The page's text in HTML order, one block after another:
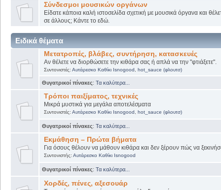
Σύνδεσμοι μουσικών οργάνων
Είδατε κάποια καλή ιστοσελίδα σχετική με μουσικά όργανα και
σε άλλους; Κάντε το εδώ.
Ειδικά θέματα
Μετατροπές, βλάβες, συντήρηση, κατασκευές
Αν θέλετε να διορθώσετε την κιθάρα σας ή απλά να την "φτιάξετε".
Συντονιστές: Αυτάρεσκο Καθίκι Isnogood hot_sauce (φλουτσ)
Θυγατρικοί πίνακες: Τα καλύτερα...
Τρόποι παιξίματος, τεχνικές
Μικρά μυστικά για μεγάλα αποτελέσματα
Συντονιστές: Αυτάρεσκο Καθίκι Isnogood hot_sauce (φλουτσ)
Θυγατρικοί πίνακες: Τα καλύτερα...
Εκμάθηση – Πρώτα βήματα
Για όσους θέλουν να μάθουν κιθάρα και δεν ξέρουν πώς να
Συντονιστής: Αυτάρεσκο Καθίκι Isnogood
Θυγατρικοί πίνακες: Τα καλύτερα...
Χορδές, πένες, αξεσουάρ